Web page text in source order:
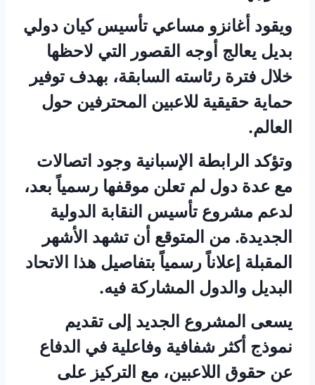
ويقود أغانزو مساعي تأسيس كيان دولي
بديل يعالج أوجه القصور التي لاحظها
خلال فترة رئاسته السابقة، بهدف توفير
حماية حقيقية للاعبين المحترفين حول
العالم.
وتؤكد الرابطة الإسبانية وجود اتصالات
مع عدة دول لم تعلن موقفها رسمياً بعد،
لدعم مشروع تأسيس النقابة الدولية
الجديدة. من المتوقع أن تشهد الأشهر
المقبلة إعلاناً رسمياً بتفاصيل هذا الاتحاد
البديل والدول المشاركة فيه.
يسعى المشروع الجديد إلى تقديم
نموذج أكثر شفافية وفاعلية في الدفاع
عن حقوق اللاعبين، مع التركيز على